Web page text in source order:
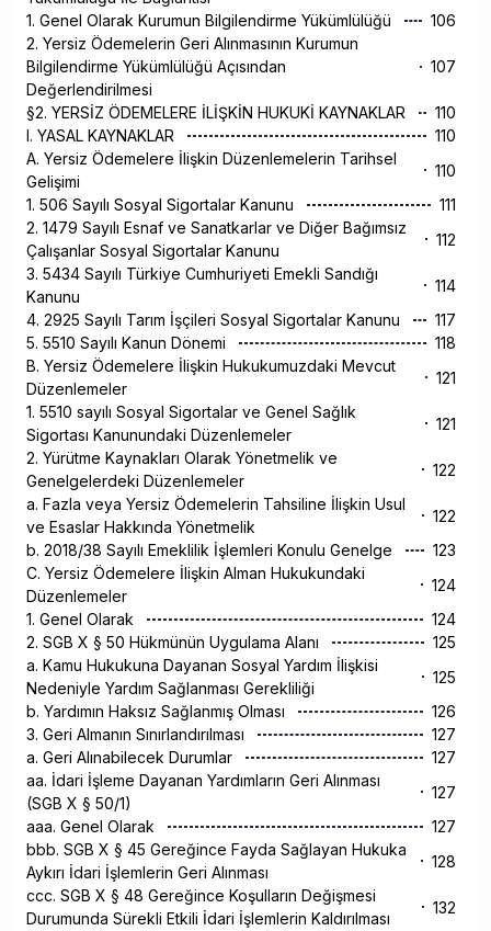
1. Genel Olarak Kurumun Bilgilendirme Yükümlülüğü
106
2. Yersiz Ödemelerin Geri Alınmasının Kurumun
Bilgilendirme Yükümlülüğü Açısından
Değerlendirilmesi
107
§2. YERSİZ ÖDEMELERE İLİŞKİN HUKUKİ KAYNAKLAR
110
I. YASAL KAYNAKLAR
110
A. Yersiz Ödemelere İlişkin Düzenlemelerin Tarihsel
Gelişimi
110
1. 506 Sayılı Sosyal Sigortalar Kanunu
111
2. 1479 Sayılı Esnaf ve Sanatkarlar ve Diğer Bağımsız
Çalışanlar Sosyal Sigortalar Kanunu
112
3. 5434 Sayılı Türkiye Cumhuriyeti Emekli Sandığı
Kanunu
114
4. 2925 Sayılı Tarım İşçileri Sosyal Sigortalar Kanunu
117
5. 5510 Sayılı Kanun Dönemi
118
B. Yersiz Ödemelere İlişkin Hukukumuzdaki Mevcut
Düzenlemeler
121
1. 5510 sayılı Sosyal Sigortalar ve Genel Sağlık
Sigortası Kanunundaki Düzenlemeler
121
2. Yürütme Kaynakları Olarak Yönetmelik ve
Genelgelerdeki Düzenlemeler
122
a. Fazla veya Yersiz Ödemelerin Tahsiline İlişkin Usul
ve Esaslar Hakkında Yönetmelik
122
b. 2018/38 Sayılı Emeklilik İşlemleri Konulu Genelge
123
C. Yersiz Ödemelere İlişkin Alman Hukukundaki
Düzenlemeler
124
1. Genel Olarak
124
2. SGB X § 50 Hükmünün Uygulama Alanı
125
a. Kamu Hukukuna Dayanan Sosyal Yardım İlişkisi
Nedeniyle Yardım Sağlanması Gerekliliği
125
b. Yardımın Haksız Sağlanmış Olması
126
3. Geri Almanın Sınırlandırılması
127
a. Geri Alınabilecek Durumlar
127
aa. İdari İşleme Dayanan Yardımların Geri Alınması
(SGB X § 50/1)
127
aaa. Genel Olarak
127
bbb. SGB X § 45 Gereğince Fayda Sağlayan Hukuka
Aykırı İdari İşlemlerin Geri Alınması
128
ccc. SGB X § 48 Gereğince Koşulların Değişmesi
Durumunda Sürekli Etkili İdari İşlemlerin Kaldırılması
132